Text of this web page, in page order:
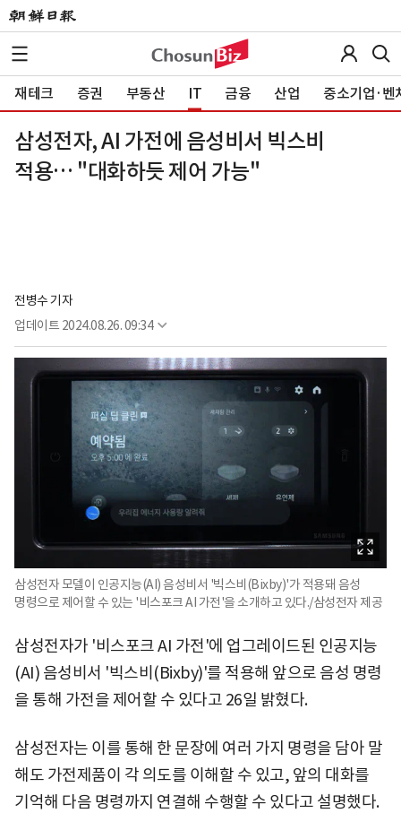
재테크 증권 부동산 IT 금융 산업 중소기업·벤
삼성전자, AI 가전에 음성비서 빅스비
적용… "대화하듯 제어 가능"
전병수 기자
업데이트 2024.08.26. 09:34
삼성전자 모델이 인공지능(AI) 음성비서 '빅스비(Bixby)'가 적용돼 음성
명령으로 제어할 수 있는 '비스포크 AI 가전'을 소개하고 있다./삼성전자 제공
삼성전자가 '비스포크 AI 가전'에 업그레이드된 인공지능
(AI) 음성비서 '빅스비(Bixby)'를 적용해 앞으로 음성 명령
을 통해 가전을 제어할 수 있다고 26일 밝혔다.
삼성전자는 이를 통해 한 문장에 여러 가지 명령을 담아 말
해도 가전제품이 각 의도를 이해할 수 있고, 앞의 대화를
기억해 다음 명령까지 연결해 수행할 수 있다고 설명했다.